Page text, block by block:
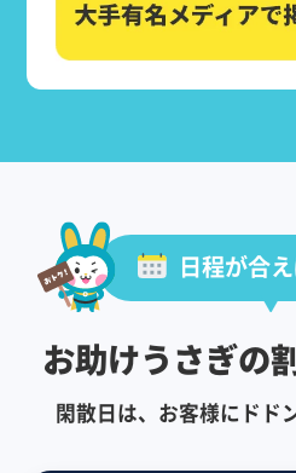
日程が合
お助けうさぎの
閑散日は、お客様にドド